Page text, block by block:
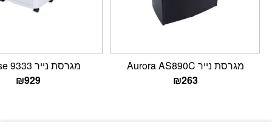
מגרסת נייר Aurora AS890C
₪263
מגרסת נייר Eclipse 9333
₪929